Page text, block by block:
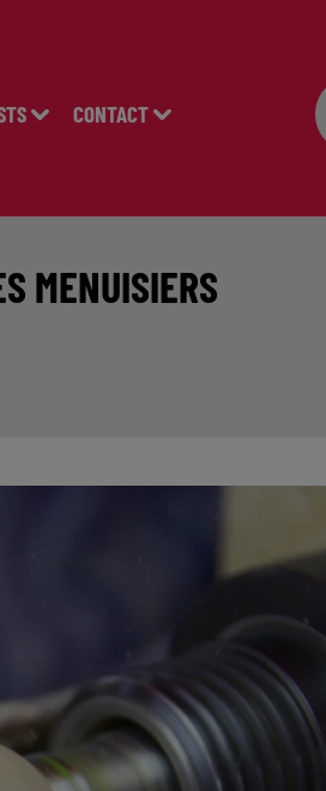
CONTACT
MENUISIERS